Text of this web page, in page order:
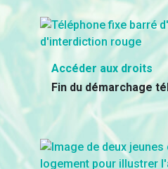
Accéder aux droits
Fin du démarchage